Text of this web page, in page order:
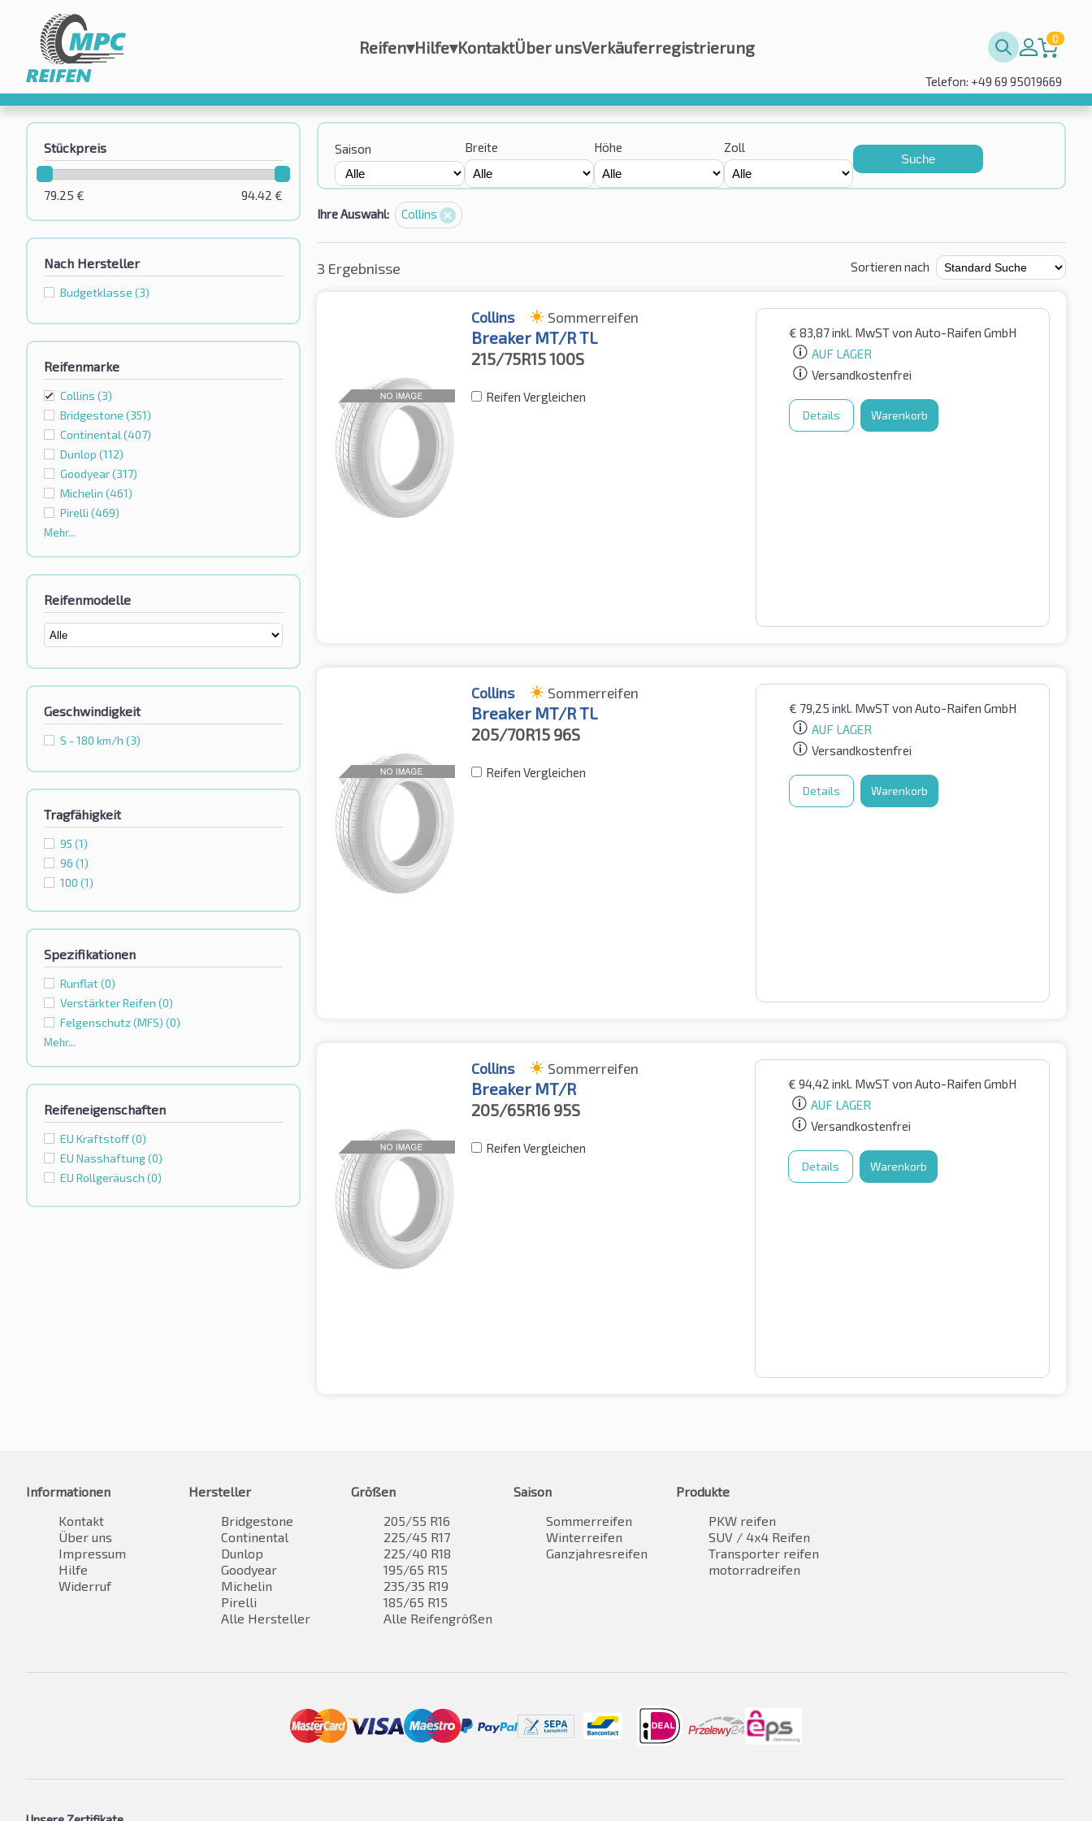
Reifen▾Hilfe▾KontaktÜber unsVerkäuferregistrierung 0
Telefon: +49 69 95019669
Stückpreis
94.42 €
79.25 €
Nach Hersteller
Budgetklassе (3)
Reifenmarke
Collins (3)
Bridgestone (351)
Continental (407)
Dunlop (112)
Goodyear(317)
Michelin (461)
Pirelli (469)
Mehr...
Reifenmodelle
Geschwindigkeit
S - 180 km/h (3)
Tragfähigkeit
95 (1)
96 (1)
100 (1)
Spezifikationen
Runflat(0)
Verstärkter Reifen (0)
Felgenschutz (MFS) (0)
Mehr...
Reifeneigenschaften
EU Kraftstoff(0)
EU Nasshaftung(0)
EU Rollgeräusch (0)
Saison Breite Höhe Zoll
Suche
Ihre Auswahl: Collins
3 Ergebnisse Sortieren nach
Collins Sommerreifen
Breaker MT/R TL
215/75R15100S
Reifen Vergleichen
€ 83,87inkl. MwSTvon Auto-Raifen GmbH
AUF LAGER
Versandkostenfrei
Details Warenkorb
Collins Sommerreifen
Breaker MT/R TL
205/70R15 96S
Reifen Vergleichen
€ 79,25 inkl. MwSTvon Auto-Raifen GmbH
AUF LAGER
Versandkostenfrei
Details Warenkorb
Collins Sommerreifen
Breaker MT/R
205/65R16 95S
Reifen Vergleichen
€ 94,42 inkl. MwSTvon Auto-Raifen GmbH
AUF LAGER
Versandkostenfrei
Details Warenkorb
Informationen
Kontakt
Über uns
Impressum
Hilfe
Widerruf
Hersteller
Bridgestone
Continental
Dunlop
Goodyear
Michelin
Pirelli
Alle Hersteller
Größen
205/55 R16
225/45 R17
225/40 R18
195/65 R15
235/35 R19
185/65 R15
Alle Reifengrößen
Saison
Sommerreifen
Winterreifen
Ganzjahresreifen
Produkte
PKW reifen
SUV / 4x4 Reifen
Transporter reifen
motorradreifen